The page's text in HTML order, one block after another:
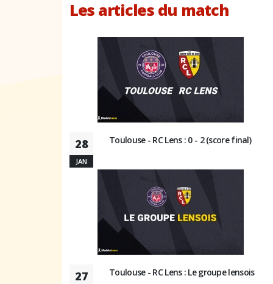
Les articles du match
28
JAN
Toulouse - RC Lens : 0 - 2 (score final)
27 Toulouse - RC Lens : Le groupe lensois